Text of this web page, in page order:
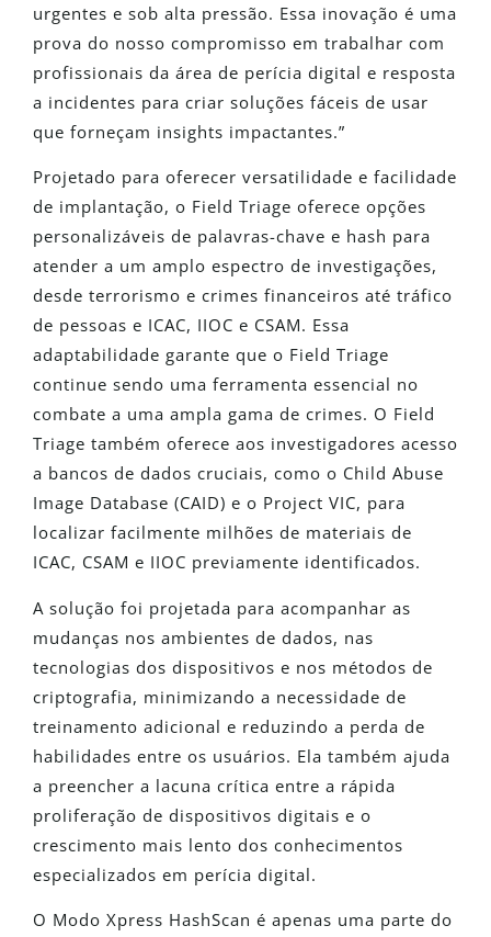
urgentes e sob alta pressão. Essa inovação é uma
prova do nosso compromisso em trabalhar com
profissionais da área de perícia digital e resposta
a incidentes para criar soluções fáceis de usar
que forneçam insights impactantes.”
Projetado para oferecer versatilidade e facilidade
de implantação, o Field Triage oferece opções
personalizáveis de palavras-chave e hash para
atender a um amplo espectro de investigações,
desde terrorismo e crimes financeiros até tráfico
de pessoas e ICAC, IIOC e CSAM. Essa
adaptabilidade garante que o Field Triage
continue sendo uma ferramenta essencial no
combate a uma ampla gama de crimes. O Field
Triage também oferece aos investigadores acesso
a bancos de dados cruciais, como o Child Abuse
Image Database (CAID) e o Project VIC, para
localizar facilmente milhões de materiais de
ICAC, CSAM e IIOC previamente identificados.
A solução foi projetada para acompanhar as
mudanças nos ambientes de dados, nas
tecnologias dos dispositivos e nos métodos de
criptografia, minimizando a necessidade de
treinamento adicional e reduzindo a perda de
habilidades entre os usuários. Ela também ajuda
a preencher a lacuna crítica entre a rápida
proliferação de dispositivos digitais e o
crescimento mais lento dos conhecimentos
especializados em perícia digital.
O Modo Xpress HashScan é apenas uma parte do